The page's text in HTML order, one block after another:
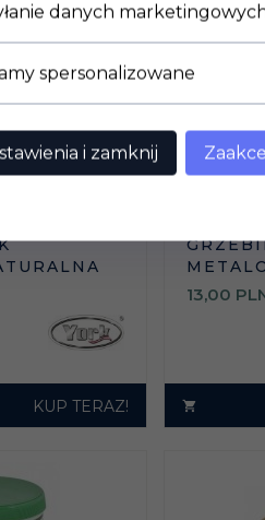
KUP TERAZ!
13,00
danych
spersonalizowane
i zamknij